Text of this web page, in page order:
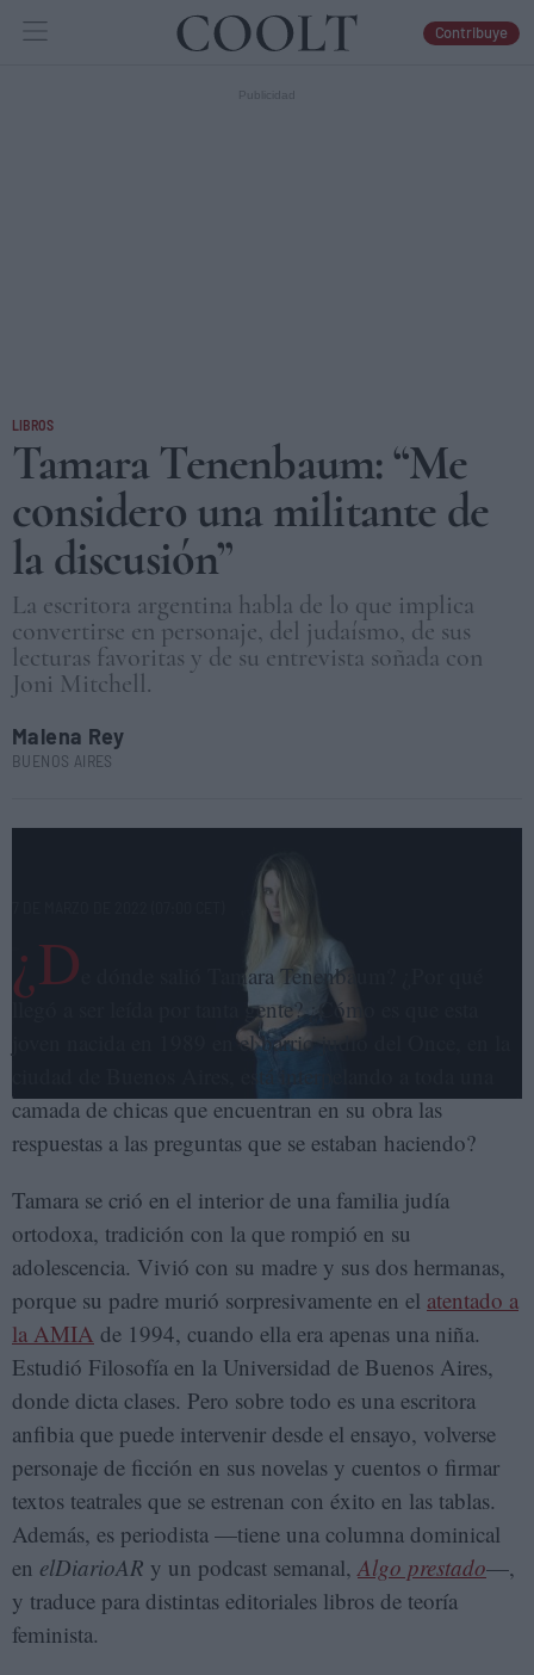
IDEAS
Contribuye
LIBROS
Tamara Tenenbaum: “Me
considero una militante de
la discusión”
La escritora argentina habla de lo que implica
convertirse en personaje, del judaísmo, de sus
lecturas favoritas y de su entrevista soñada con
Joni Mitchell.
Malena Rey
BUENOS AIRES
¿D e dónde salió Tamara Tenenbaum? ¿Por qué
llegó a ser leída por tanta gente? ¿Cómo es que esta
joven nacida en 1989 en el barrio judío del Once, en la
camada de chicas que encuentran en su obra las
respuestas a las preguntas que se estaban haciendo?
Tamara se crió en el interior de una familia judía
ortodoxa, tradición con la que rompió en su
adolescencia. Vivió con su madre y sus dos hermanas,
porque su padre murió sorpresivamente en el atentado a
la AMIA de 1994, cuando ella era apenas una niña.
Estudió Filosofía en la Universidad de Buenos Aires,
donde dicta clases. Pero sobre todo es una escritora
anfibia que puede intervenir desde el ensayo, volverse
personaje de ficción en sus novelas y cuentos o firmar
textos teatrales que se estrenan con éxito en las tablas.
Además, es periodista —tiene una columna dominical
en elDiarioAR y un podcast semanal,Algo prestado—,
y traduce para distintas editoriales libros de teoría
feminista.